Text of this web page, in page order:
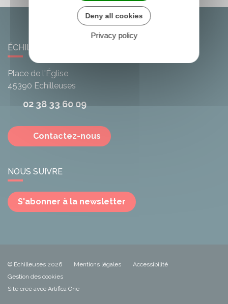
ÉCHILLEUSES
Place de l'Église
45390 Echilleuses
02 38 33 60 09
Contactez-nous
NOUS SUIVRE
S'abonner à la newsletter
© Échilleuses 2026 Mentions légales
Accessibilité
Gestion des cookies
Site créé avec Artifica One
Deny all cookies
Privacy policy